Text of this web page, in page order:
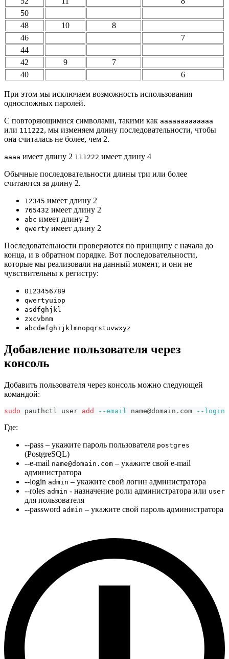
50
48
10
8
46
7
44
42
9
7
40
6
При этом мы исключаем возможность использования
односложных паролей.
С повторяющимися символами, такими как aaaaaaaaaaaaa
или 111222, мы изменяем длину последовательности, чтобы
она считалась не более, чем 2.
aaaa имеет длину 2 111222 имеет длину 4
Обычные последовательности длины три или более
считаются за длину 2.
12345 имеет длину 2
765432 имеет длину 2
abc имеет длину 2
qwerty имеет длину 2
Последовательности проверяются по принципу с начала до
конца, и в обратном порядке. Вот последовательности,
которые мы реализовали на данный момент, и они не
чувствительны к регистру:
0123456789
qwertyuiop
asdfghjkl
zxcvbnm
abcdefghijklmnopqrstuvwxyz
Добавление пользователя через
консоль
Добавить пользователя через консоль можно следующей
командой:
sudo pauthctl user add --email name@domain.com --login
Где:
--pass – укажите пароль пользователя postgres
(PostgreSQL)
--e-mail name@domain.com – укажите свой e-mail
администратора
--login admin – укажите свой логин администратора
--roles admin - назначение роли администратора или user
для пользователя
--password admin – укажите свой пароль администратора